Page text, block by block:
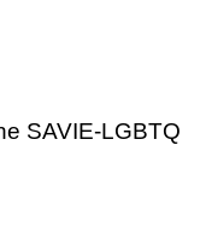
SAVIE-LGBTQ